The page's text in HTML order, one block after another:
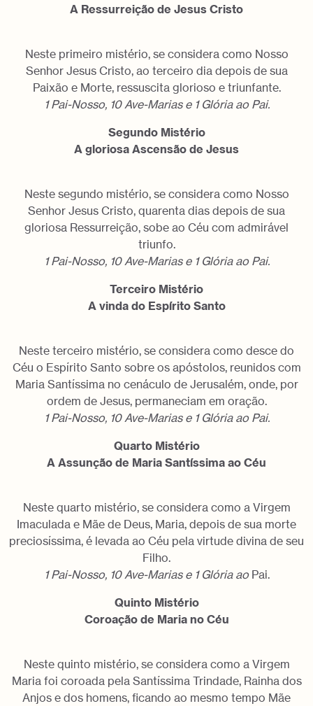
A Ressurreição de Jesus Cristo
Neste primeiro mistério, se considera como Nosso
Senhor Jesus Cristo, ao terceiro dia depois de sua
Paixão e Morte, ressuscita glorioso e triunfante.
1 Pai-Nosso, 10 Ave-Marias e 1 Glória ao Pai.
Segundo Mistério
A gloriosa Ascensão de Jesus
Neste segundo mistério, se considera como Nosso
Senhor Jesus Cristo, quarenta dias depois de sua
gloriosa Ressurreição, sobe ao Céu com admirável
triunfo.
1 Pai-Nosso, 10 Ave-Marias e 1 Glória ao Pai.
Terceiro Mistério
A vinda do Espírito Santo
Neste terceiro mistério, se considera como desce do
Céu o Espírito Santo sobre os apóstolos, reunidos com
Maria Santíssima no cenáculo de Jerusalém, onde, por
ordem de Jesus, permaneciam em oração.
1 Pai-Nosso, 10 Ave-Marias e 1 Glória ao Pai.
Quarto Mistério
A Assunção de Maria Santíssima ao Céu
Neste quarto mistério, se considera como a Virgem
Imaculada e Mãe de Deus, Maria, depois de sua morte
preciosíssima, é levada ao Céu pela virtude divina de seu
Filho.
1 Pai-Nosso, 10 Ave-Marias e 1 Glória ao Pai.
Quinto Mistério
Coroação de Maria no Céu
Neste quinto mistério, se considera como a Virgem
Maria foi coroada pela Santíssima Trindade, Rainha dos
Anjos e dos homens, ficando ao mesmo tempo Mãe